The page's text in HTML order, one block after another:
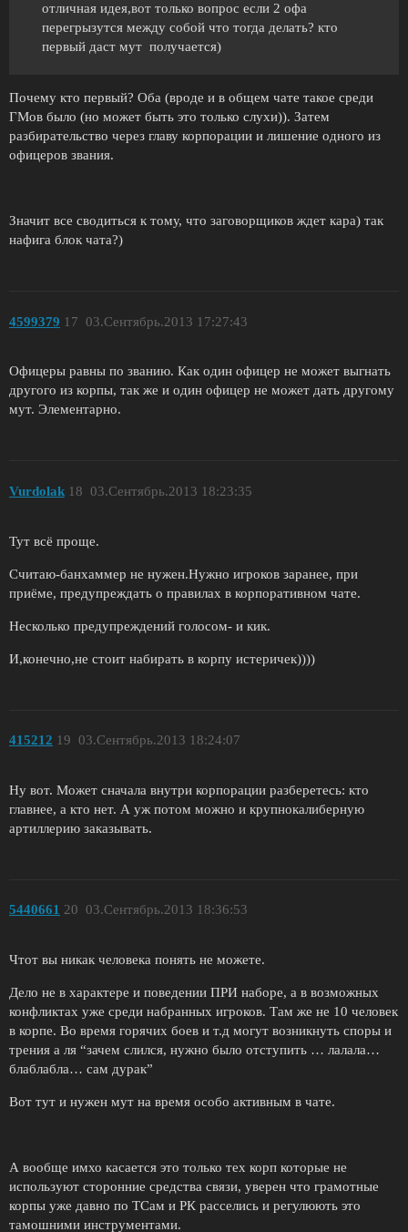
отличная идея,вот только вопрос если 2 офа
перегрызутся между собой что тогда делать? кто
первый даст мут получается)
Почему кто первый? Оба (вроде и в общем чате такое среди
ГМов было (но может быть это только слухи)). Затем
разбирательство через главу корпорации и лишение одного из
офицеров звания.
Значит все сводиться к тому, что заговорщиков ждет кара) так
нафига блок чата?)
4599379 03.Сентябрь.2013 17:27:43
17
Офицеры равны по званию. Как один офицер не может выгнать
другого из корпы, так же и один офицер не может дать другому
мут. Элементарно.
Vurdolak 03.Сентябрь.2013 18:23:35
18
Тут всё проще.
Считаю-банхаммер не нужен.Нужно игроков заранее, при
приёме, предупреждать о правилах в корпоративном чате.
Несколько предупреждений голосом- и кик.
И,конечно,не стоит набирать в корпу истеричек))))
415212 03.Сентябрь.2013 18:24:07
19
Ну вот. Может сначала внутри корпорации разберетесь: кто
главнее, а кто нет. А уж потом можно и крупнокалиберную
артиллерию заказывать.
5440661 03.Сентябрь.2013 18:36:53
20
Чтот вы никак человека понять не можете.
Дело не в характере и поведении ПРИ наборе, а в возможных
конфликтах уже среди набранных игроков. Там же не 10 человек
в корпе. Во время горячих боев и т.д могут возникнуть споры и
трения а ля “зачем слился, нужно было отступить … лалала…
блаблабла… сам дурак”
Вот тут и нужен мут на время особо активным в чате.
А вообще имхо касается это только тех корп которые не
используют сторонние средства связи, уверен что грамотные
корпы уже давно по ТСам и РК расселись и регулюють это
тамошними инструментами.